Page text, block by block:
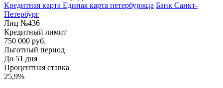
Кредитная карта Единая карта петербуржца Банк Санкт-
Петербург
Лиц №436
Кредитный лимит
750 000 руб.
Льготный период
До 51 дня
Процентная ставка
25,9%